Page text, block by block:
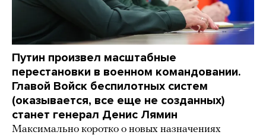
Путин произвел масштабные
перестановки в военном командовании.
Главой Войск беспилотных систем
(оказывается, все еще не созданных)
станет генерал Денис Лямин
Максимально коротко о новых назначениях